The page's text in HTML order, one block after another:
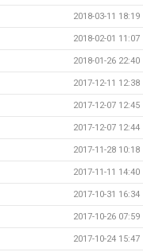
2018-03-11 18:19
2018-02-01 11:07
2018-01-26 22:40
2017-12-11 12:38
2017-12-07 12:45
2017-12-07 12:44
2017-11-28 10:18
2017-11-11 14:40
2017-10-31 16:34
2017-10-26 07:59
2017-10-24 15:47